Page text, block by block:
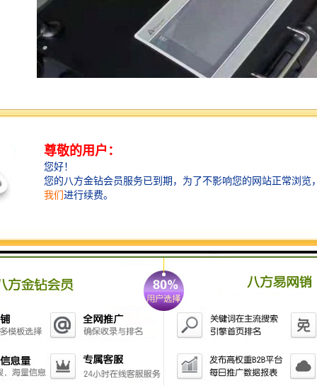
采样器即使在不使用的情况下，每月也要进行保护性充
仪器采用锂电池为机内工作电源，如果仪器长期不使
用，电池会自行放电造成“过放电”，甚至直接导致电池
损坏或报废，出现无 ** 常采样工作。